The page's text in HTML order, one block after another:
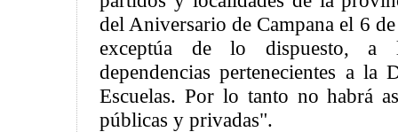
del Aniversario de Campana el 6
exceptúa de lo dispuesto, a
dependencias pertenecientes a la
Escuelas. Por lo tanto no habrá
públicas y privadas".